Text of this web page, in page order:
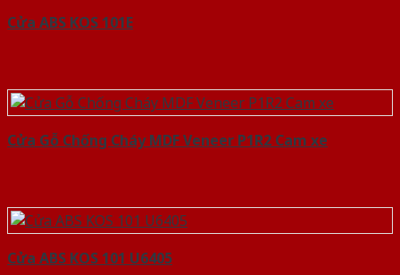
Cửa ABS KOS 101E
Cửa Gỗ Chống Cháy MDF Veneer P1R2 Cam xe
Cửa ABS KOS 101 U6405